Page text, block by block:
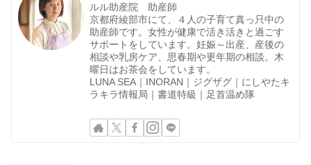
ルル助産院 助産師
京都府綾部市にて、４人の子育て真っ只中の
助産師です。女性が健康で活き活きと過ごす
サポートをしています。妊娠～出産、産後の
相談や乳房ケア、思春期や更年期の相談。木
曜日はお茶会をしています。
LUNA SEA｜INORAN｜ジグザグ｜にしやたキ
ラキラ情報局｜書道特級｜足首温め隊